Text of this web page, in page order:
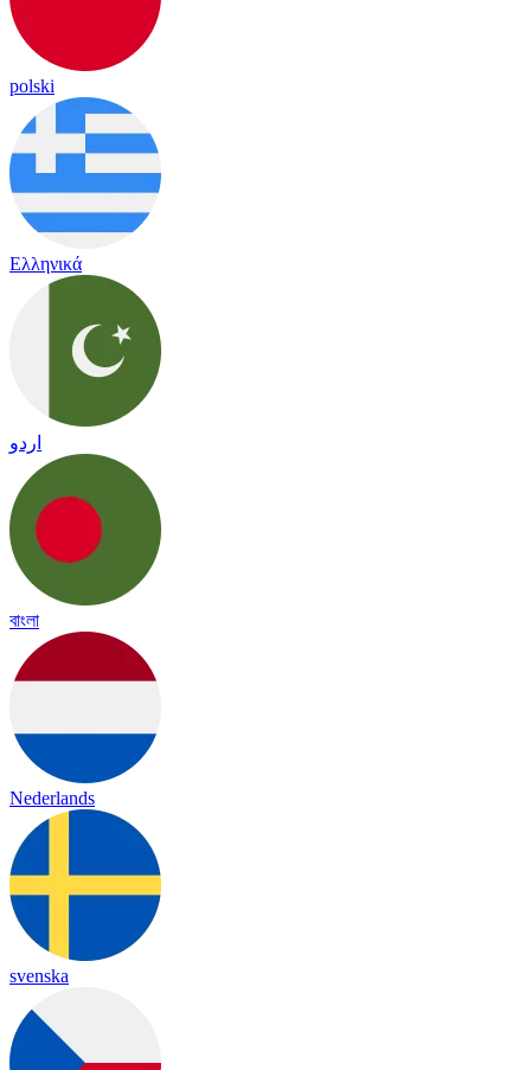
polski
Ελληνικά
اردو
বাংলা
Nederlands
svenska